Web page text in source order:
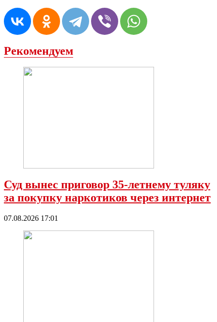
Рекомендуем
Суд вынес приговор 35-летнему туляку
за покупку наркотиков через интернет
07.08.2026 17:01